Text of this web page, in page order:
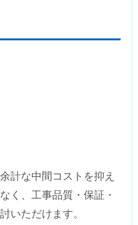
計な中間コストを抑え
く、工事品質・保証・
いただけます。